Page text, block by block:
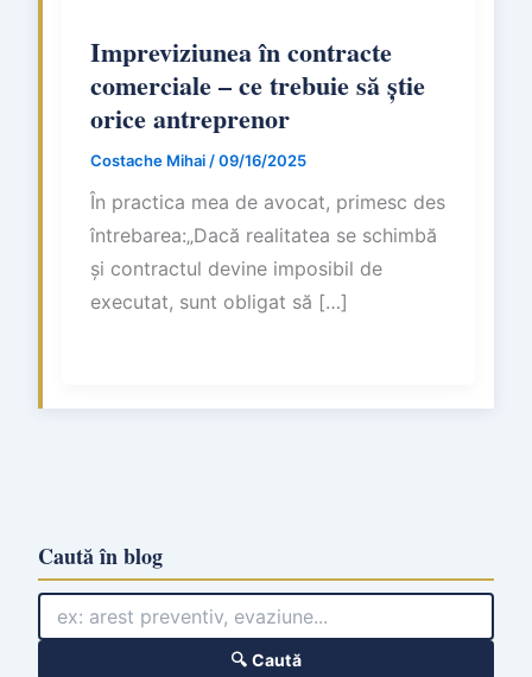
Impreviziunea în contracte
comerciale – ce trebuie să știe
orice antreprenor
Costache Mihai /09/16/2025
În practica mea de avocat, primesc des
întrebarea:„Dacă realitatea se schimbă
și contractul devine imposibil de
executat, sunt obligat să […]
Caută în blog
🔍 Caută